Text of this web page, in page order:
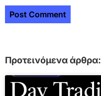
Προτεινόμενα άρθρα: